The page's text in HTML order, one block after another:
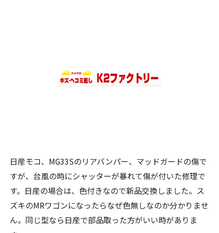
日産モコ、MG33Sのリアバンパー、マッドガードの傷で
すが、台風の時にシャッターが暴れて傷が付いた修理で
す。日産の場合は、色付きなので新品交換しました。ス
ズキのMRワゴンになったらなぜ色無しなのか分かりませ
ん。同じ型なら日産で部品取った方がいい時がありま